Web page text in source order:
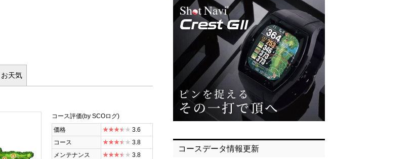
お天気
コース評価(by SCOログ)
価格
3.6
コース
3.8
メンテナンス
3.8
コースデータ情報更新